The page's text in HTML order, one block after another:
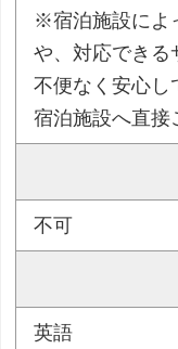
※宿泊施設によ
や、対応できる
不便なく安心し
宿泊施設へ直接
不可
英語